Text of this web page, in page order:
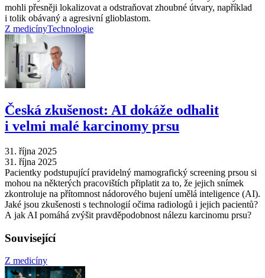
mohli přesněji lokalizovat a odstraňovat zhoubné útvary, například
i tolik obávaný a agresivní glioblastom.
Z medicínyTechnologie
Česká zkušenost: AI dokáže odhalit
i velmi malé karcinomy prsu
31. října 2025
31. října 2025
Pacientky podstupující pravidelný mamografický screening prsou si
mohou na některých pracovištích připlatit za to, že jejich snímek
zkontroluje na přítomnost nádorového bujení umělá inteligence (AI).
Jaké jsou zkušenosti s technologií očima radiologů i jejich pacientů?
A jak AI pomáhá zvýšit pravděpodobnost nálezu karcinomu prsu?
Související
Z medicíny